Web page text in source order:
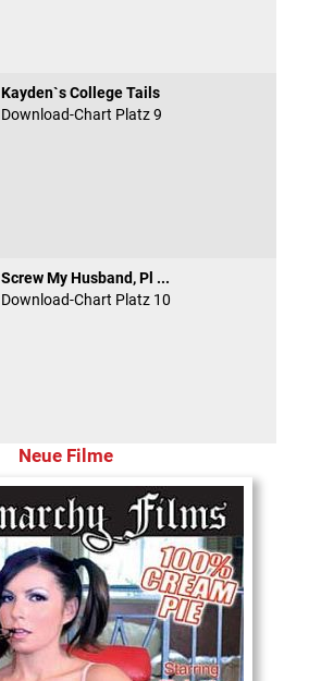
Kayden`s College Tails
Download-Chart Platz 9
Screw My Husband, Pl ...
Download-Chart Platz 10
Neue Filme